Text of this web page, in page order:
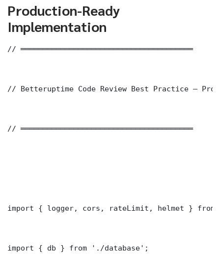
Production-Ready
Implementation
// ═══════════════════════════════════════
// Betteruptime Code Review Best Practice —
// ═══════════════════════════════════════
import { logger, cors, rateLimit, helmet } from
import { db } from './database';